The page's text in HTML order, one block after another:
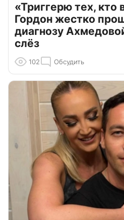
«Триггерю тех, кто
Гордон жестко
диагнозу
слёз
102 Обсудить